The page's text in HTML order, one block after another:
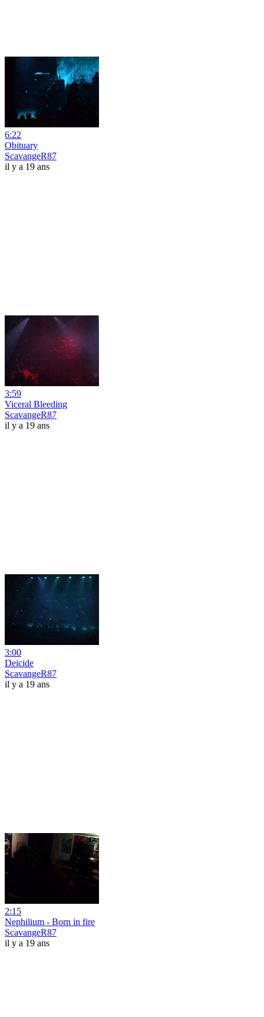
6:22
Obituary
ScavangeR87
il y a 19 ans
3:59
Viceral Bleeding
ScavangeR87
il y a 19 ans
3:00
Deicide
ScavangeR87
il y a 19 ans
2:15
Nephilium - Born in fire
ScavangeR87
il y a 19 ans